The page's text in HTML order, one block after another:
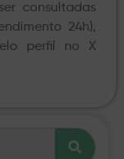
consultadas
24h),
perfil no X